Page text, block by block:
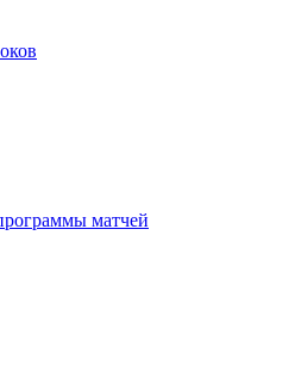
матчей